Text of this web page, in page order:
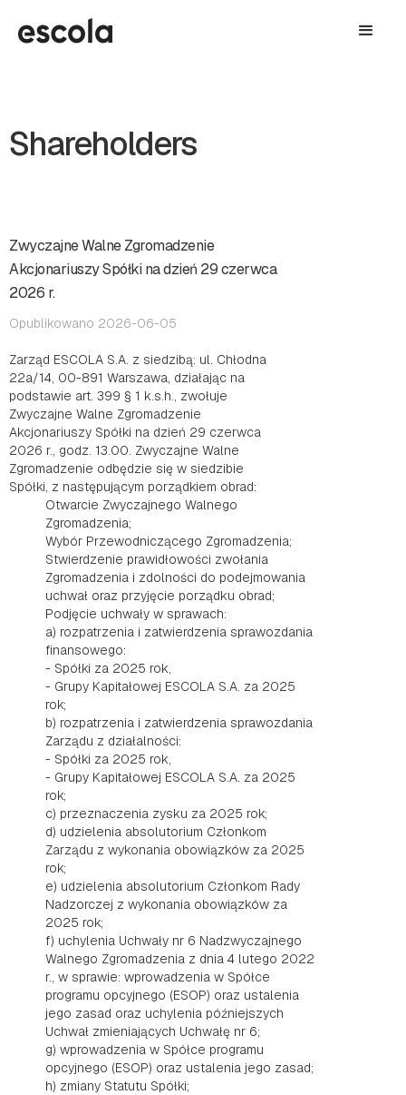
Shareholders
Zwyczajne Walne Zgromadzenie
Akcjonariuszy Spółki na dzień 29 czerwca
2026 r.
Opublikowano 2026-06-05
Zarząd ESCOLA S.A. z siedzibą: ul. Chłodna
22a/14, 00-891 Warszawa, działając na
podstawie art. 399 § 1 k.s.h., zwołuje
Zwyczajne Walne Zgromadzenie
Akcjonariuszy Spółki na dzień 29 czerwca
2026 r., godz. 13.00. Zwyczajne Walne
Zgromadzenie odbędzie się w siedzibie
Spółki, z następującym porządkiem obrad:
Otwarcie Zwyczajnego Walnego
Zgromadzenia;
Wybór Przewodniczącego Zgromadzenia;
Stwierdzenie prawidłowości zwołania
Zgromadzenia i zdolności do podejmowania
uchwał oraz przyjęcie porządku obrad;
Podjęcie uchwały w sprawach:
a) rozpatrzenia i zatwierdzenia sprawozdania
finansowego:
- Spółki za 2025 rok,
- Grupy Kapitałowej ESCOLA S.A. za 2025
rok;
b) rozpatrzenia i zatwierdzenia sprawozdania
Zarządu z działalności:
- Spółki za 2025 rok,
- Grupy Kapitałowej ESCOLA S.A. za 2025
rok;
c) przeznaczenia zysku za 2025 rok;
d) udzielenia absolutorium Członkom
Zarządu z wykonania obowiązków za 2025
rok;
e) udzielenia absolutorium Członkom Rady
Nadzorczej z wykonania obowiązków za
2025 rok;
f) uchylenia Uchwały nr 6 Nadzwyczajnego
Walnego Zgromadzenia z dnia 4 lutego 2022
r., w sprawie: wprowadzenia w Spółce
programu opcyjnego (ESOP) oraz ustalenia
jego zasad oraz uchylenia późniejszych
Uchwał zmieniających Uchwałę nr 6;
g) wprowadzenia w Spółce programu
opcyjnego (ESOP) oraz ustalenia jego zasad;
h) zmiany Statutu Spółki;